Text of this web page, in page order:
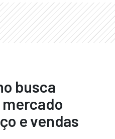
busca
e vendas